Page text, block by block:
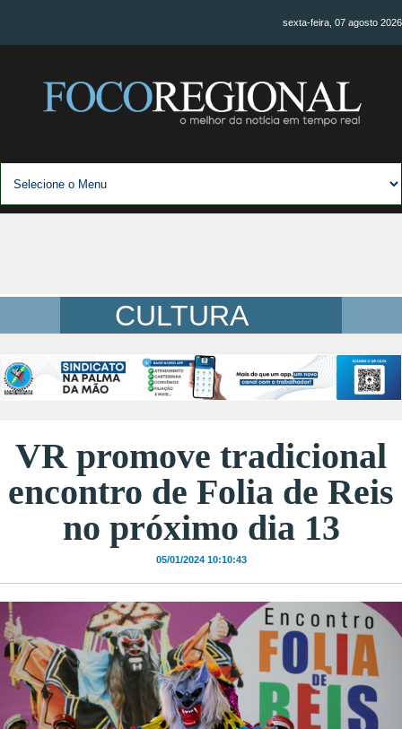
sexta-feira, 07 agosto 2026
CULTURA
VR promove tradicional
encontro de Folia de Reis
no próximo dia 13
05/01/2024 10:10:43